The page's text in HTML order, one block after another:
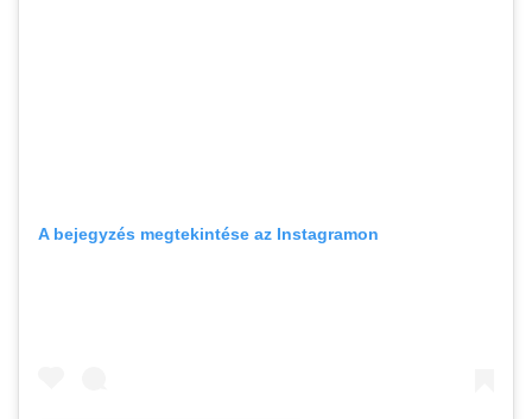
A bejegyzés megtekintése az Instagramon